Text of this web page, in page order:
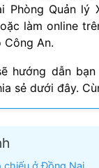
Phòng Quản lý
làm online
Công An.
hướng dẫn
sẻ dưới đây.
chiếu ở Đồng Nai